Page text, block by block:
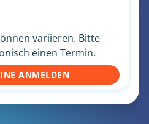
variieren. Bitte
einen Termin.
ANMELDEN